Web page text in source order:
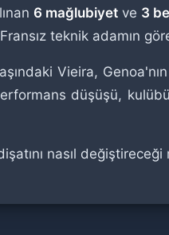
6 mağlubiyetve 3
teknik adamın
Vieira, Genoa'nın
düşüşü,
nasıl